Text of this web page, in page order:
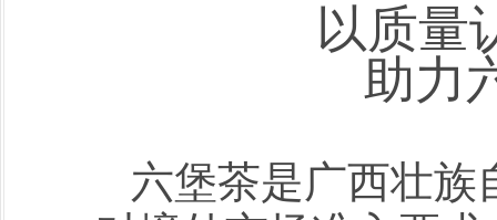
以质量
助力
六堡茶是广西壮族